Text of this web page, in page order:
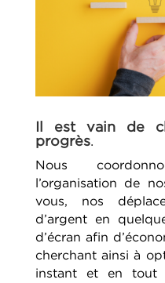
Il est vain de
progrès.
Nous
l’organisation de
vous, nos
d’argent en
d’écran afin
cherchant ainsi à
instant et en tout